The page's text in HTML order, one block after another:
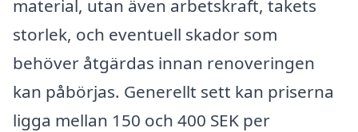
material, utan även arbetskraft, takets
storlek, och eventuell skador som
behöver åtgärdas innan renoveringen
kan påbörjas. Generellt sett kan priserna
ligga mellan 150 och 400 SEK per